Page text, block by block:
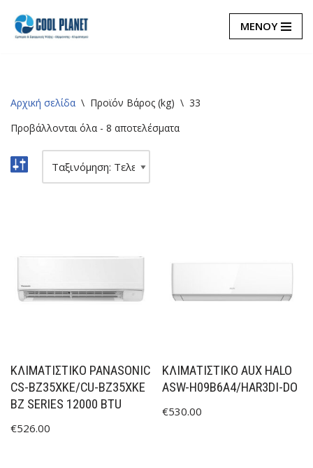
Μεταπηδήστε
ΜΕΝΟΥ
Αρχική σελίδα \ Προϊόν Βάρος (kg) \ 33
Προβάλλονται όλα - 8 αποτελέσματα
ΚΛΙΜΑΤΙΣΤΙΚΟ PANASONIC
CS-BZ35XKE/CU-BZ35XKE
BZ SERIES 12000 BTU
€526.00
ΚΛΙΜΑΤΙΣΤΙΚΟ AUX HALO
ASW-H09B6A4/HAR3DI-DO
€530.00